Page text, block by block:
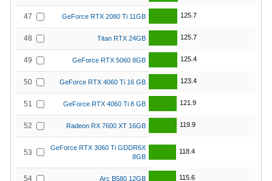
47 GeForce RTX 2080 Ti 11GB 125.7
48 Titan RTX 24GB 125.7
49 GeForce RTX 5060 8GB 125.4
50 GeForce RTX 4060 Ti 16 GB 123.4
51 GeForce RTX 4060 Ti 8 GB 121.9
52 Radeon RX 7600 XT 16GB 119.9
53
GeForce RTX 3060 Ti GDDR6X
8GB
118.4
54 Arc B580 12GB 115.6